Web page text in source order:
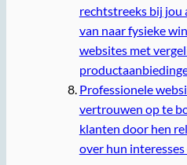
rechtstreeks bij jou
van naar fysieke
websites met
Professionele
vertrouwen op te
klanten door hen
over hun